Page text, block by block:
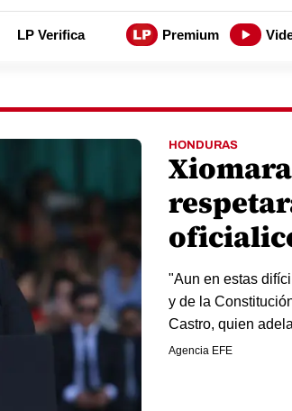
LP Verifica Premium
HONDURAS
"Aun en estas
y de la
Castro, quien
Agencia EFE